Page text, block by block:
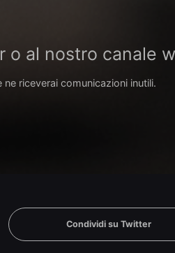
o al nostro canale
riceverai comunicazioni inutili.
Condividi su Twitter